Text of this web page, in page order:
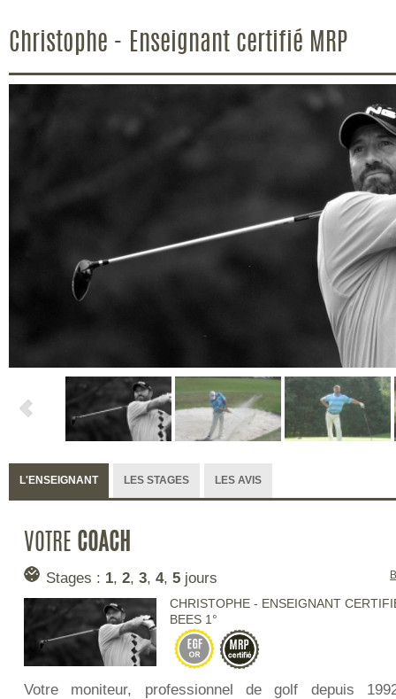
Christophe - Enseignant certifié MRP
L'ENSEIGNANT LES STAGES LES AVIS
VOTRE COACH
Stages : 1, 2, 3, 4, 5jours
CHRISTOPHE - ENSEIGNANT
BEES 1°
Votre moniteur, professionnel de golf depuis